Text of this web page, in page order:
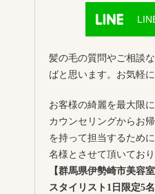
髪の毛の質問やご相談
ばと思います。お気軽
お客様の綺麗を最大限
カウンセリングからお
を持って担当するため
名様とさせて頂いており
【群馬県伊勢崎市美容
スタイリスト1日限定5